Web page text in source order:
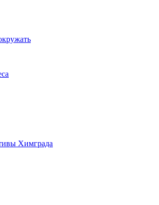
Химграда